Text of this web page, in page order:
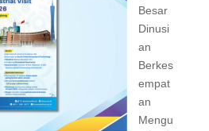
Besar
Dinusi
an
Berkes
empat
an
Mengu